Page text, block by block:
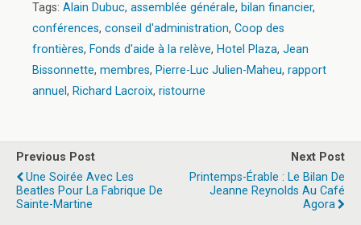
Tags: Alain Dubuc, assemblée générale, bilan financier,
conférences, conseil d'administration, Coop des
frontières, Fonds d'aide à la relève, Hotel Plaza, Jean
Bissonnette, membres, Pierre-Luc Julien-Maheu, rapport
annuel , Richard Lacroix, ristourne
Previous Post
Une Soirée Avec Les
Beatles Pour La Fabrique De
Sainte-Martine
Next Post
Printemps-Érable : Le Bilan De
Jeanne Reynolds Au Café
Agora